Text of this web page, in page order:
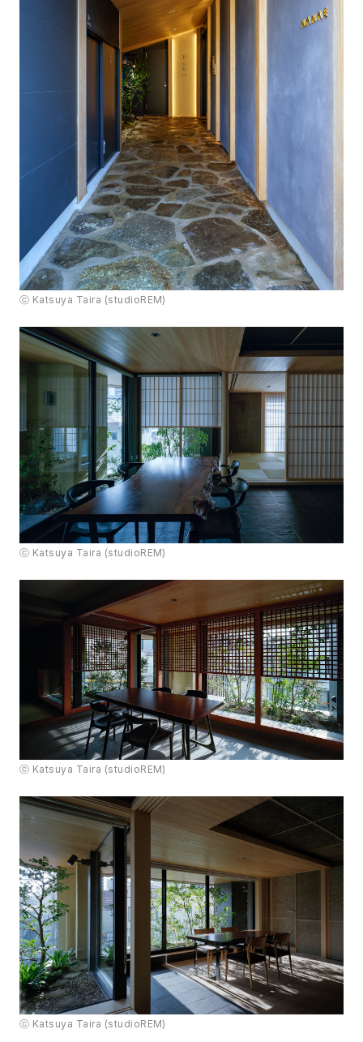
ⓒ Katsuya Taira (studioREM)
ⓒ Katsuya Taira (studioREM)
ⓒ Katsuya Taira (studioREM)
ⓒ Katsuya Taira (studioREM)